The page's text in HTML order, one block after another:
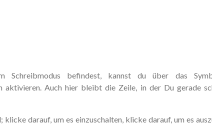
befindest, kannst du über das
aktivieren. Auch hier bleibt die Zeile, in der Du gerade
darauf, um es einzuschalten, klicke darauf, um es